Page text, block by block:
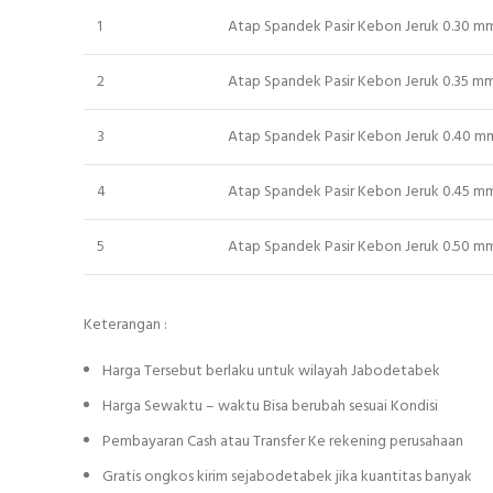
1 Atap Spandek Pasir Kebon Jeruk 0.30
2 Atap Spandek Pasir Kebon Jeruk 0.35
3 Atap Spandek Pasir Kebon Jeruk 0.40
4 Atap Spandek Pasir Kebon Jeruk 0.45
5 Atap Spandek Pasir Kebon Jeruk 0.50
Keterangan :
Harga Tersebut berlaku untuk wilayah Jabodetabek
Harga Sewaktu – waktu Bisa berubah sesuai Kondisi
Pembayaran Cash atau Transfer Ke rekening perusahaan
Gratis ongkos kirim sejabodetabek jika kuantitas banyak